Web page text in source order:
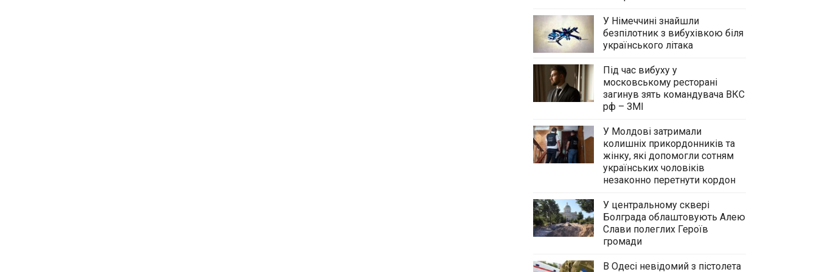
У Німеччині знайшли
безпілотник з вибухівкою біля
українського літака
Під час вибуху у
московському ресторані
загинув зять командувача ВКС
рф – ЗМІ
У Молдові затримали
колишніх прикордонників та
жінку, які допомогли сотням
українських чоловіків
незаконно перетнути кордон
У центральному сквері
Болграда облаштовують Алею
Слави полеглих Героїв
громади
В Одесі невідомий з пістолета